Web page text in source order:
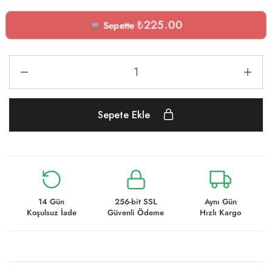
Sepette₺225.00
Sepete Ekle
14 Gün
Koşulsuz İade
256-bit SSL
Güvenli Ödeme
Aynı Gün
Hızlı Kargo